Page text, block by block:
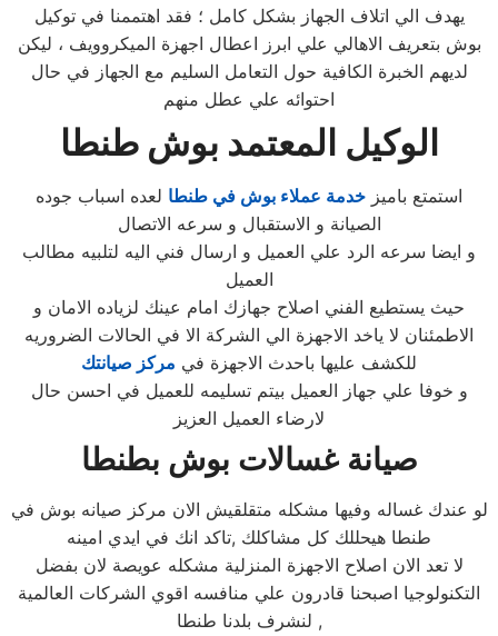
يهدف الي اتلاف الجهاز بشكل كامل ؛ فقد اهتممنا في توكيل
بوش بتعريف الاهالي علي ابرز اعطال اجهزة الميكروويف ، ليكن
لديهم الخبرة الكافية حول التعامل السليم مع الجهاز في حال
احتوائه علي عطل منهم
الوكيل المعتمد بوش طنطا
استمتع باميز خدمة عملاء بوش في طنطا لعده اسباب جوده
الصيانة و الاستقبال و سرعه الاتصال
و ايضا سرعه الرد علي العميل و ارسال فني اليه لتلبيه مطالب
العميل
حيث يستطيع الفني اصلاح جهازك امام عينك لزياده الامان و
الاطمئنان لا ياخد الاجهزة الي الشركة الا في الحالات الضروريه
للكشف عليها باحدث الاجهزة في مركز صيانتك
و خوفا علي جهاز العميل بيتم تسليمه للعميل في احسن حال
لارضاء العميل العزيز
صيانة غسالات بوش بطنطا
لو عندك غساله وفيها مشكله متقلقيش الان مركز صيانه بوش في
طنطا هيحللك كل مشاكلك ,تاكد انك في ايدي امينه
لا تعد الان اصلاح الاجهزة المنزلية مشكله عويصة لان بفضل
التكنولوجيا اصبحنا قادرون علي منافسه اقوي الشركات العالمية
لنشرف بلدنا طنطا ,